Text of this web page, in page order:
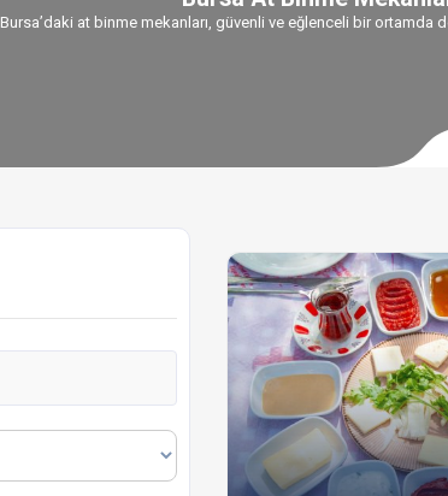
Bursa’daki at binme mekanları, güvenli ve eğlenceli bir